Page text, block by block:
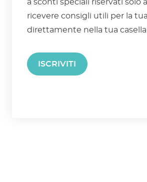
a sconti speciali riservati solo
ricevere consigli utili per la
direttamente nella tua casella
ISCRIVITI